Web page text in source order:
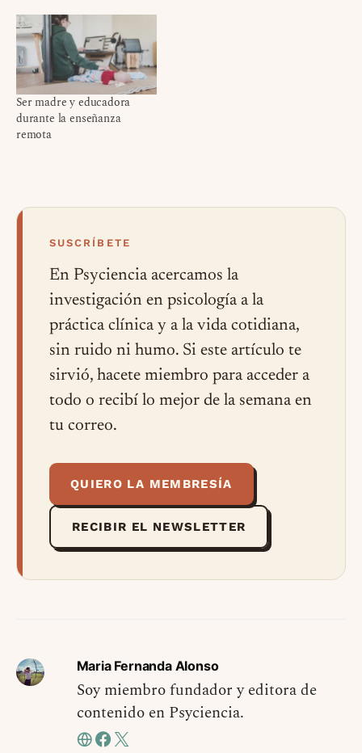
Ser madre y educadora
durante la enseñanza
remota
SUSCRÍBETE
En Psyciencia acercamos la
investigación en psicología a la
práctica clínica y a la vida cotidiana,
sin ruido ni humo. Si este artículo te
sirvió, hacete miembro para acceder a
todo o recibí lo mejor de la semana en
tu correo.
QUIERO LA MEMBRESÍA
RECIBIR EL NEWSLETTER
Maria Fernanda Alonso
Soy miembro fundador y editora de
contenido en Psyciencia.